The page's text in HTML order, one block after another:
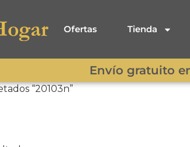
Ofertas Tienda
Envío gratuito
“20103n”